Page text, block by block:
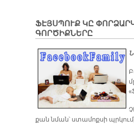
ՖԷՅՍՊՈՒՔ ԿԸ
ԳՈՐԾԻՔՆԵՐԸ
քան նման՝ ստա­մոք­սի